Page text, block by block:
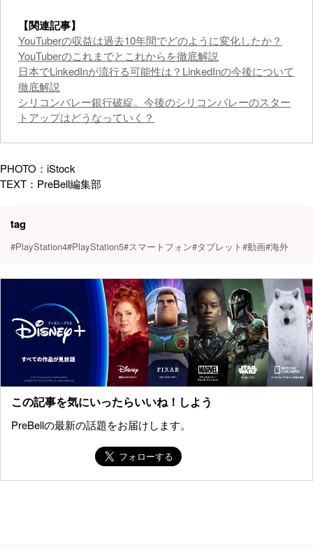
【関連記事】
YouTuberの収益は過去10年間でどのように変化したか？
YouTuberのこれまでとこれからを徹底解説
日本でLinkedInが流行る可能性は？LinkedInの今後について
徹底解説
​シリコンバレー銀行破綻。今後のシリコンバレーのスター
トアップはどうなっていく？
PHOTO：iStock
TEXT：PreBell編集部
tag
#PlayStation4#PlayStation5#スマートフォン#タブレット#動画#海外
この記事を気にいったらいいね！しよう
PreBellの最新の話題をお届けします。